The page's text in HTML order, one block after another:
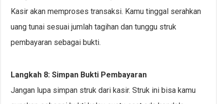
Kasir akan memproses transaksi. Kamu tinggal serahkan
uang tunai sesuai jumlah tagihan dan tunggu struk
pembayaran sebagai bukti.
Langkah 8: Simpan Bukti Pembayaran
Jangan lupa simpan struk dari kasir. Struk ini bisa kamu